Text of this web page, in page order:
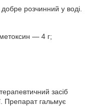
розчинний у воді.
— 4 г;
засіб
Препарат гальмує